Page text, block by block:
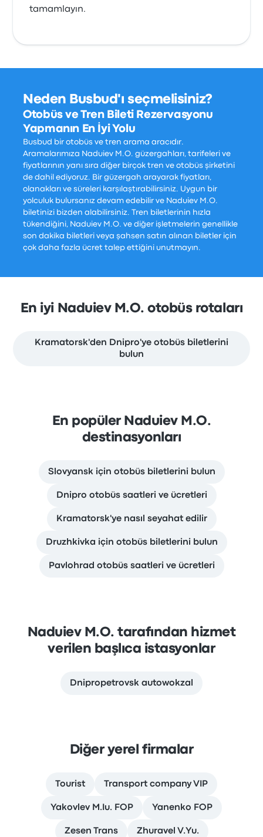
tamamlayın.
Neden Busbud'ı seçmelisiniz?
Otobüs ve Tren Bileti Rezervasyonu
Yapmanın En İyi Yolu
Busbud bir otobüs ve tren arama aracıdır.
Aramalarımıza Naduiev M.O. güzergahları, tarifeleri ve
fiyatlarının yanı sıra diğer birçok tren ve otobüs şirketini
de dahil ediyoruz. Bir güzergah arayarak fiyatları,
olanakları ve süreleri karşılaştırabilirsiniz. Uygun bir
yolculuk bulursanız devam edebilir ve Naduiev M.O.
biletinizi bizden alabilirsiniz. Tren biletlerinin hızla
tükendiğini, Naduiev M.O. ve diğer işletmelerin genellikle
son dakika biletleri veya şahsen satın alınan biletler için
çok daha fazla ücret talep ettiğini unutmayın.
En iyi Naduiev M.O. otobüs rotaları
Kramatorsk'den Dnipro'ye otobüs biletlerini
bulun
En popüler Naduiev M.O.
destinasyonları
Slovyansk için otobüs biletlerini bulun
Dnipro otobüs saatleri ve ücretleri
Kramatorsk'ye nasıl seyahat edilir
Druzhkivka için otobüs biletlerini bulun
Pavlohrad otobüs saatleri ve ücretleri
Naduiev M.O. tarafından hizmet
verilen başlıca istasyonlar
Dnipropetrovsk autowokzal
Diğer yerel firmalar
Tourist Transport company VIP
Yakovlev M.Iu. FOP Yanenko FOP
Zesen Trans Zhuravel V.Yu.